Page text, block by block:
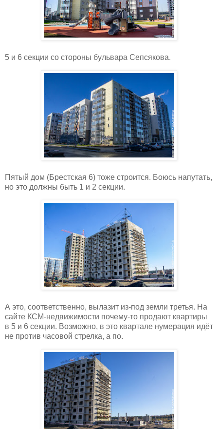
5 и 6 секции со стороны бульвара Сепсякова.
Пятый дом (Брестская 6) тоже строится. Боюсь напутать,
но это должны быть 1 и 2 секции.
А это, соответственно, вылазит из-под земли третья. На
сайте КСМ-недвижимости почему-то продают квартиры
в 5 и 6 секции. Возможно, в это квартале нумерация идёт
не против часовой стрелка, а по.